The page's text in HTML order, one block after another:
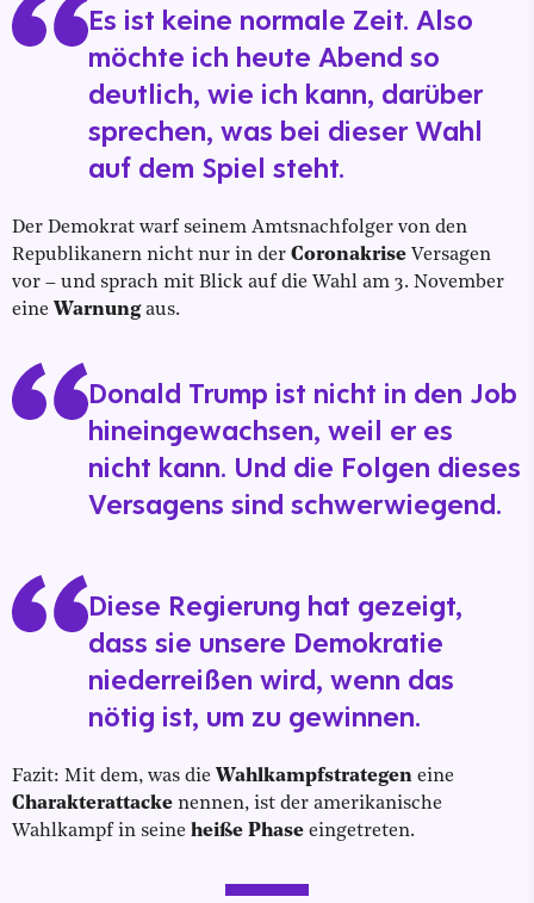
Es ist keine normale Zeit. Also
möchte ich heute Abend so
deutlich, wie ich kann, darüber
sprechen, was bei dieser Wahl
auf dem Spiel steht.
Der Demokrat warf seinem Amtsnachfolger von den
Republikanern nicht nur in der Coronakrise Versagen
vor – und sprach mit Blick auf die Wahl am 3. November
eine Warnungaus.
Donald Trump ist nicht in den Job
hineingewachsen, weil er es
nicht kann. Und die Folgen dieses
Versagens sind schwerwiegend.
Diese Regierung hat gezeigt,
dass sie unsere Demokratie
niederreißen wird, wenn das
nötig ist, um zu gewinnen.
Fazit: Mit dem, was die Wahlkampfstrategen eine
Charakterattacke nennen, ist der amerikanische
Wahlkampf in seine heiße Phase eingetreten.